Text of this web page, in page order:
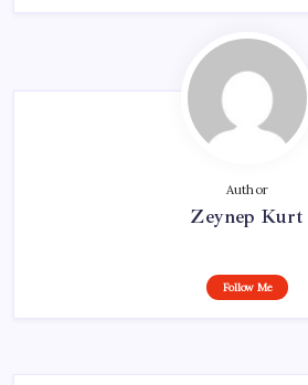
Author
Zeynep Kurt
Follow Me